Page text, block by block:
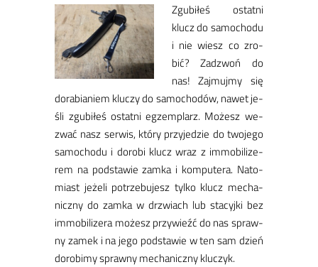
Zgu­bi­łeś ostat­ni
klucz do sa­mo­cho­du
i nie wiesz co zro­
bić? Za­dzwoń do
nas! Zaj­muj­my się
do­ra­bia­niem klu­czy do sa­mo­cho­dów, na­wet je­
śli zgu­bi­łeś ostat­ni eg­zem­plarz. Mo­żesz we­
zwać nasz ser­wis, któ­ry przy­je­dzie do two­je­go
sa­mo­cho­du i do­ro­bi klucz wraz z im­mo­bi­li­ze­
rem na pod­sta­wie zam­ka i kom­pu­te­ra. Na­to­
miast je­że­li po­trze­bu­jesz tyl­ko klucz me­cha­
nicz­ny do zam­ka w drzwiach lub sta­cyj­ki bez
im­mo­bi­li­ze­ra mo­żesz przy­wieźć do nas spraw­
ny za­mek i na je­go pod­sta­wie w ten sam dzień
do­ro­bimy spraw­ny me­cha­nicz­ny klu­czyk.